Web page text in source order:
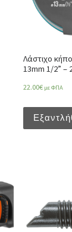
Λάστιχο
13mm 1/2” –
22.00€ με ΦΠΑ